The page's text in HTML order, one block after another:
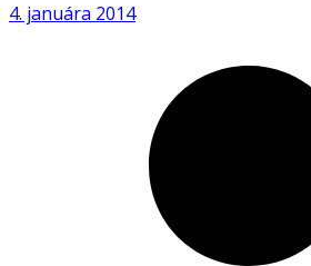
4. januára 2014